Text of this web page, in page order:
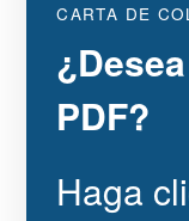
CARTA DE
PDF?
Haga